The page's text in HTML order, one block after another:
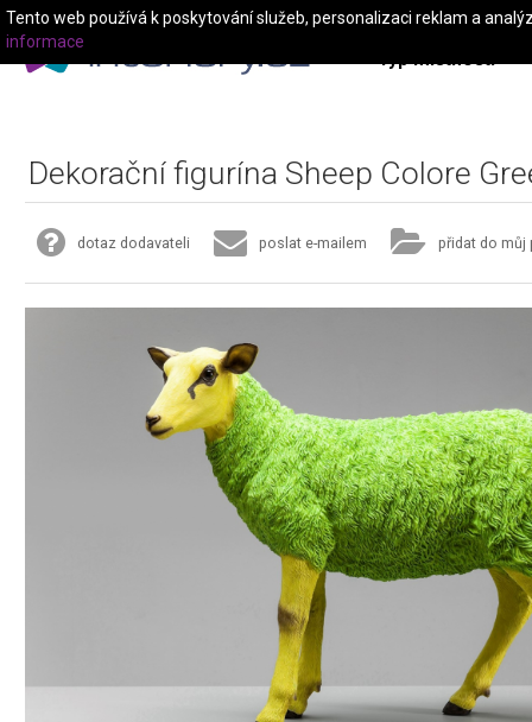
Typ místnosti
Dekorační figurína Sheep Colore
dotaz dodavateli poslat e-mailem přidat do můj
Tento web používá k poskytování služeb, personalizaci reklam a
informace